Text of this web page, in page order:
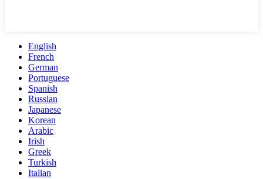
English
French
German
Portuguese
Spanish
Russian
Japanese
Korean
Arabic
Irish
Greek
Turkish
Italian